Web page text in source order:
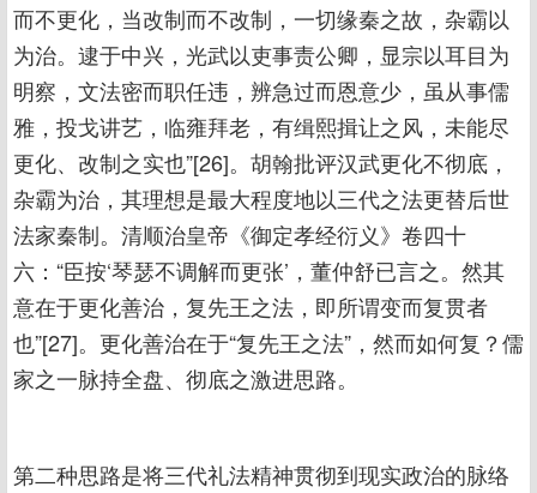
而不更化，当改制而不改制，一切缘秦之故，杂霸以
为治。逮于中兴，光武以吏事责公卿，显宗以耳目为
明察，文法密而职任违，辨急过而恩意少，虽从事儒
雅，投戈讲艺，临雍拜老，有缉熙揖让之风，未能尽
更化、改制之实也”[26]。胡翰批评汉武更化不彻底，
杂霸为治，其理想是最大程度地以三代之法更替后世
法家秦制。清顺治皇帝《御定孝经衍义》卷四十
六：“臣按‘琴瑟不调解而更张’，董仲舒已言之。然其
意在于更化善治，复先王之法，即所谓变而复贯者
也”[27]。更化善治在于“复先王之法”，然而如何复？儒
家之一脉持全盘、彻底之激进思路。
第二种思路是将三代礼法精神贯彻到现实政治的脉络